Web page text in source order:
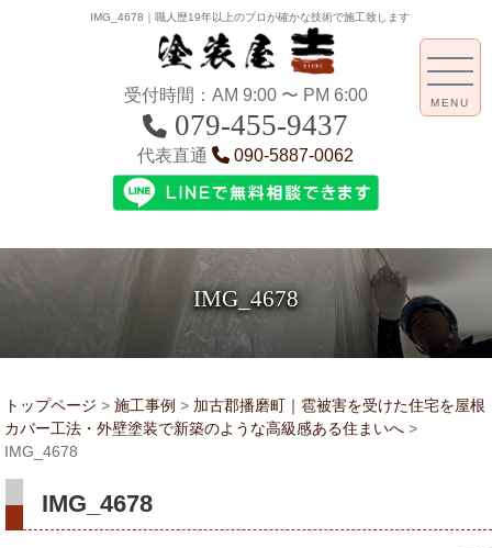
IMG_4678｜職人歴19年以上のプロが確かな技術で施工致します
受付時間：AM 9:00 〜 PM 6:00
079-455-9437
代表直通 090-5887-0062
IMG_4678
MENU
トップページ > 施工事例 > 加古郡播磨町｜雹被害を受けた住宅を屋根
カバー工法・外壁塗装で新築のような高級感ある住まいへ >
IMG_4678
IMG_4678